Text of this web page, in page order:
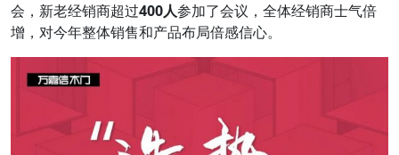
会，新老经销商超过400人参加了会议，全体经销商士气倍
增，对今年整体销售和产品布局倍感信心。